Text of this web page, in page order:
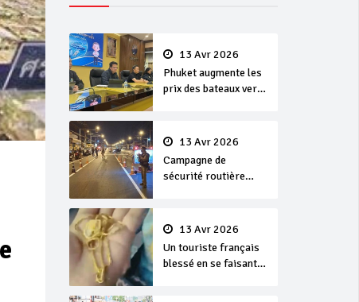
13 Avr 2026
Phuket augmente les
prix des bateaux vers
13 Avr 2026
Campagne de
sécurité routière
13 Avr 2026
Un touriste français
blessé en se faisant